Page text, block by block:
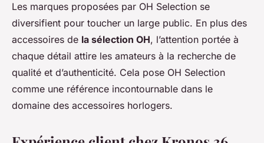
Les marques proposées par OH Selection se
diversifient pour toucher un large public. En plus des
accessoires de la sélection OH, l’attention portée à
chaque détail attire les amateurs à la recherche de
qualité et d’authenticité. Cela pose OH Selection
comme une référence incontournable dans le
domaine des accessoires horlogers.